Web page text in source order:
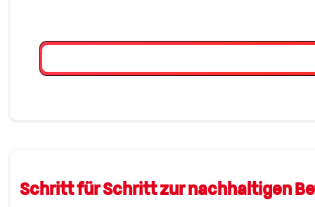
Schritt für Schritt zur nachhaltigen